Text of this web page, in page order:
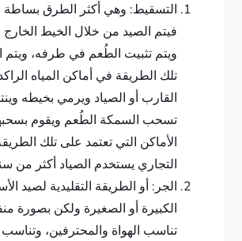
التسقيط: وهي أكثر الطرق بساطة
فيتم الصيد من خلال الخيط
ويتم تثبيت الطُعم في طرفه، ويتم
تلك الطريقة في أماكن المياه
القارب أو الصياد ويرمي بخيطه
تسحب السمكة الطُعم ويقوم
الأماكن التي تعتمد على تلك
التجاري يستخدم الصياد أكثر من
الجر: أو الطريقة التقليدية لصيد
الكبيرة أو الصغيرة ولكن بصورة
تناسب الهواة والمحترفين،